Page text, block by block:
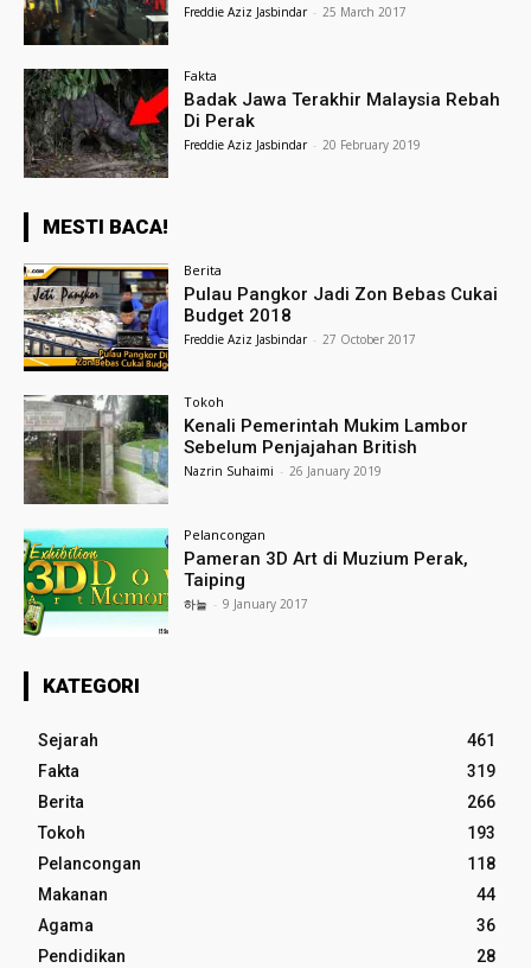
Freddie Aziz Jasbindar - 25 March 2017
Fakta
Badak Jawa Terakhir Malaysia Rebah
Di Perak
Freddie Aziz Jasbindar - 20 February 2019
MESTI BACA!
Berita
Pulau Pangkor Jadi Zon Bebas Cukai
Budget 2018
Freddie Aziz Jasbindar - 27 October 2017
Tokoh
Kenali Pemerintah Mukim Lambor
Sebelum Penjajahan British
Nazrin Suhaimi - 26 January 2019
Pelancongan
Pameran 3D Art di Muzium Perak,
Taiping
하늘 - 9 January 2017
KATEGORI
Sejarah
461
Fakta
319
Berita
266
Tokoh
193
Pelancongan
118
Makanan
44
Agama
36
Pendidikan
28